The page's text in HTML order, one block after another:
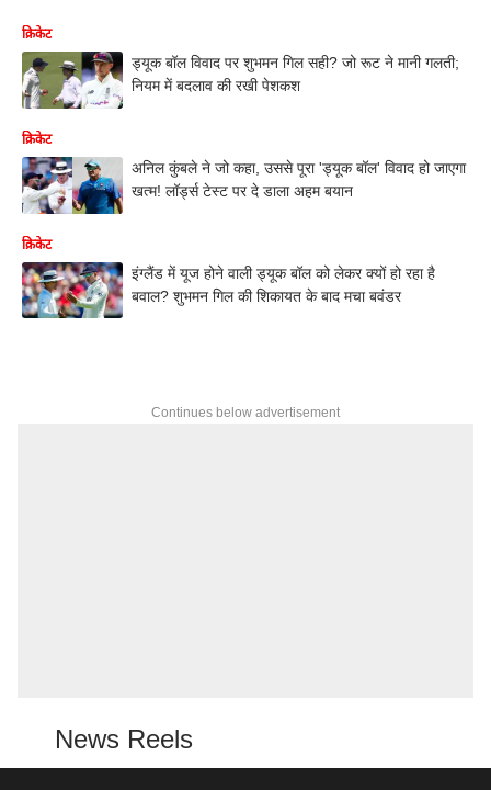
क्रिकेट
ड्यूक बॉल विवाद पर शुभमन गिल सही? जो रूट ने मानी गलती;
नियम में बदलाव की रखी पेशकश
क्रिकेट
अनिल कुंबले ने जो कहा, उससे पूरा 'ड्यूक बॉल' विवाद हो जाएगा
खत्म! लॉर्ड्स टेस्ट पर दे डाला अहम बयान
क्रिकेट
इंग्लैंड में यूज होने वाली ड्यूक बॉल को लेकर क्यों हो रहा है
बवाल? शुभमन गिल की शिकायत के बाद मचा बवंडर
Continues below advertisement
News Reels